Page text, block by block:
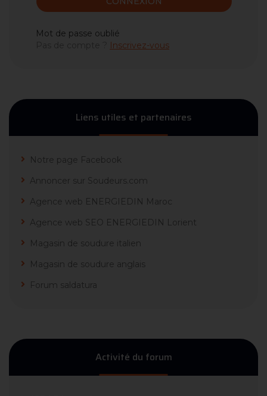
Mot de passe oublié
Inscrivez-vous
Liens utiles et partenaires
Notre page Facebook
Annoncer sur Soudeurs.com
Agence web ENERGIEDIN Maroc
Agence web SEO ENERGIEDIN Lorient
Magasin de soudure italien
Magasin de soudure anglais
Forum saldatura
Activité du forum